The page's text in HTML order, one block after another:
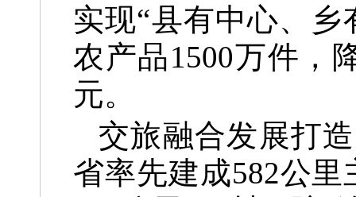
实现“县有中心、
农产品1500万件，
元。
交旅融合发展打
省率先建成582公